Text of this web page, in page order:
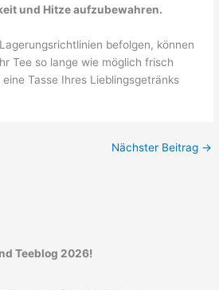
und Hitze aufzubewahren.
befolgen, können
Tee so lange wie möglich frisch
Tasse Ihres Lieblingsgetränks
Nächster Beitrag →
Teeblog 2026!